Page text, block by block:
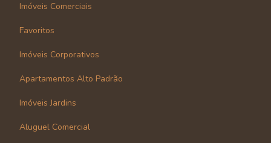
Imóveis Comerciais
Favoritos
Imóveis Corporativos
Apartamentos Alto Padrão
Imóveis Jardins
Aluguel Comercial